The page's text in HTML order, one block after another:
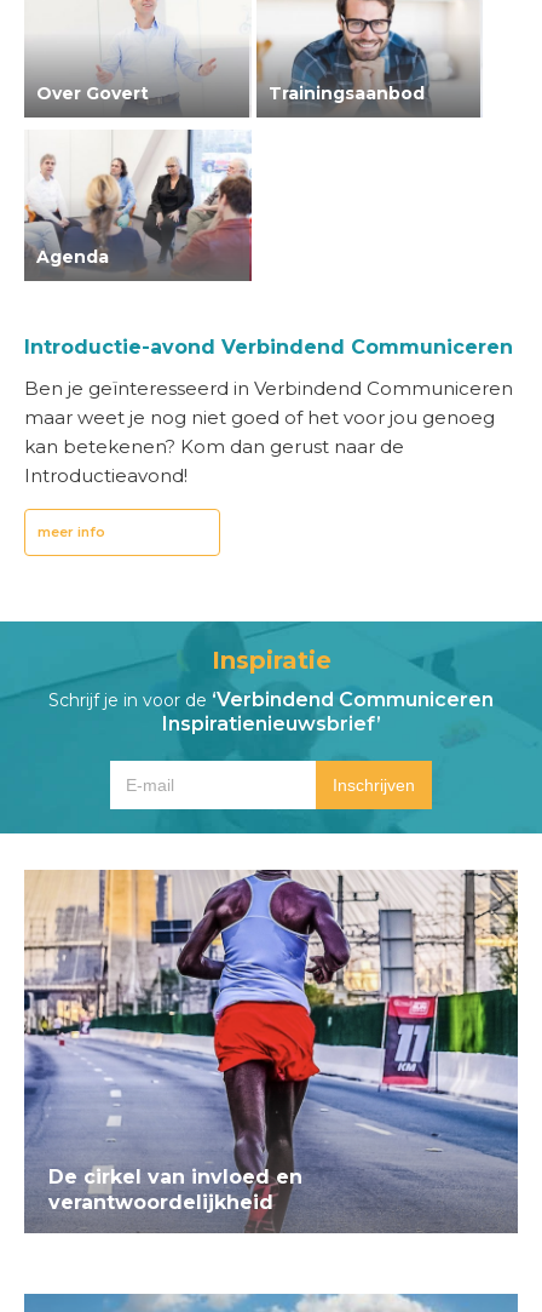
Over Govert Trainingsaanbod
Agenda
Introductie-avond Verbindend Communiceren
Ben je geïnteresseerd in Verbindend Communiceren
maar weet je nog niet goed of het voor jou genoeg
kan betekenen? Kom dan gerust naar de
Introductieavond!
meer info
Inspiratie
Schrijf je in voor de ‘Verbindend Communiceren
Inspiratienieuwsbrief’
De cirkel van invloed en
verantwoordelijkheid